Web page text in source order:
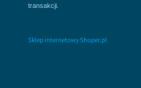
transakcji.
Sklep internetowy Shoper.pl